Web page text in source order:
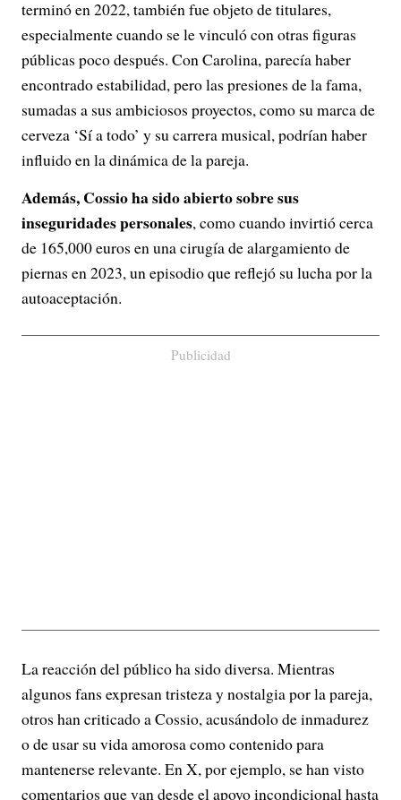
terminó en 2022, también fue objeto de titulares,
especialmente cuando se le vinculó con otras figuras
públicas poco después. Con Carolina, parecía haber
encontrado estabilidad, pero las presiones de la fama,
sumadas a sus ambiciosos proyectos, como su marca de
cerveza ‘Sí a todo’ y su carrera musical, podrían haber
influido en la dinámica de la pareja.
Además, Cossio ha sido abierto sobre sus
inseguridades personales, como cuando invirtió cerca
de 165,000 euros en una cirugía de alargamiento de
piernas en 2023, un episodio que reflejó su lucha por la
autoaceptación.
Publicidad
La reacción del público ha sido diversa. Mientras
algunos fans expresan tristeza y nostalgia por la pareja,
otros han criticado a Cossio, acusándolo de inmadurez
o de usar su vida amorosa como contenido para
mantenerse relevante. En X, por ejemplo, se han visto
comentarios que van desde el apoyo incondicional hasta